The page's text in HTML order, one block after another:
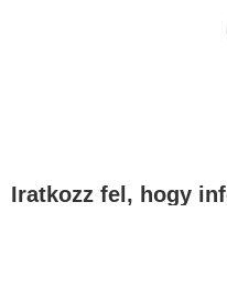
Iratkozz fel, hogy